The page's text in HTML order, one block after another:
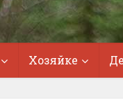
Хозяйке